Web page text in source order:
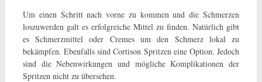
Um einen Schritt nach vorne zu kommen und die Schmerzen
loszuwerden galt es erfolgreiche Mittel zu finden. Natürlich gibt
es Schmerzmittel oder Cremes um den Schmerz lokal zu
bekämpfen. Ebenfalls sind Cortison Spritzen eine Option. Jedoch
sind die Nebenwirkungen und mögliche Komplikationen der
Spritzen nicht zu übersehen.